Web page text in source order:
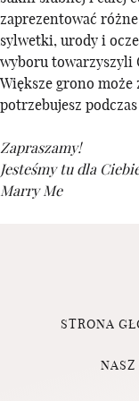
zaprezentować
sylwetki, urody i
wyboru towarzyszyli
Większe grono może
potrzebujesz
Zapraszamy!
Jesteśmy tu dla
Marry Me
STRONA
NASZ